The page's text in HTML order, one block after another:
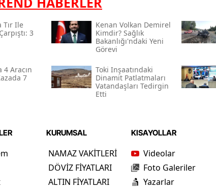
Tır Ile
3
Kenan Volkan Demirel
Kimdir? Sağlık
Bakanlığı'ndaki Yeni
Görevi
4 Aracın
7
Toki̇ Inşaatındaki
Dinamit Patlatmaları
Vatandaşları Tedirgin
Etti
KURUMSAL
NAMAZ VAKİTLERİ
DÖVİZ FİYATLARI
ALTIN FİYATLARI
KISAYOLLAR
Videolar
Foto Galeriler
Yazarlar